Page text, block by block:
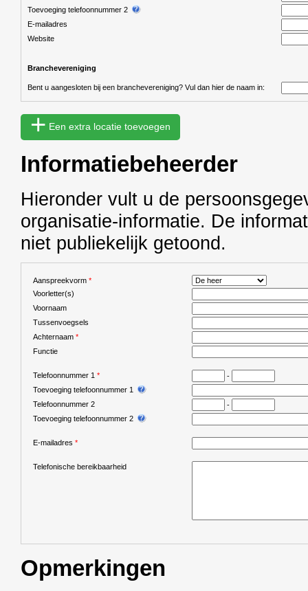
Toevoeging telefoonnummer 2
E-mailadres
Website
Branchevereniging
Bent u aangesloten bij een branchevereniging? Vul dan hier de naam in:
+ Een extra locatie toevoegen
Informatiebeheerder
Hieronder vult u de
organisatie-informatie. De
niet publiekelijk getoond.
Aanspreekvorm *
Voorletter(s)
Voornaam
Tussenvoegsels
Achternaam *
Functie
Telefoonnummer 1 *
-
Toevoeging telefoonnummer 1
Telefoonnummer 2
-
Toevoeging telefoonnummer 2
E-mailadres *
Telefonische bereikbaarheid
Opmerkingen